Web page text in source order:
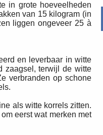
in grote hoeveelheden
van 15 kilogram (in
liggen ongeveer 25 à
en leverbaar in witte
zaagsel, terwijl de witte
verbranden op schone
als witte korrels zitten.
eerst wat merken met